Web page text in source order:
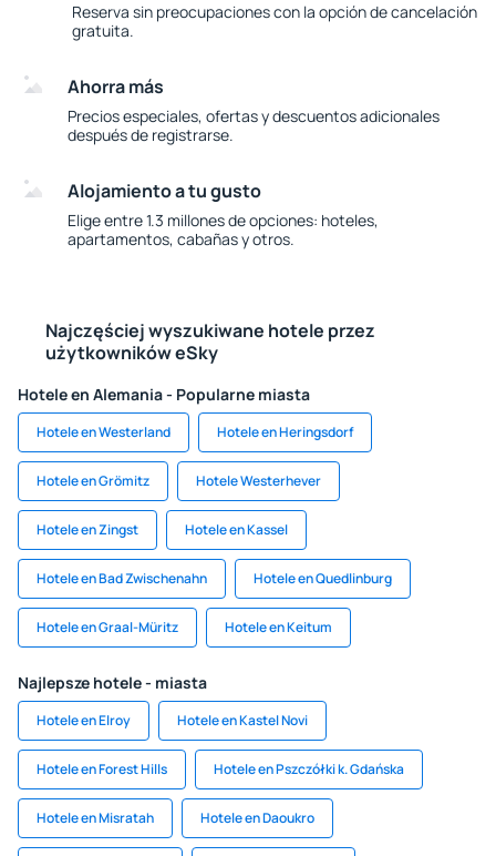
Reserva sin preocupaciones con la opción de cancelación
gratuita.
Ahorra más
Precios especiales, ofertas y descuentos adicionales
después de registrarse.
Alojamiento a tu gusto
Elige entre 1.3 millones de opciones: hoteles,
apartamentos, cabañas y otros.
Najczęściej wyszukiwane hotele przez
użytkowników eSky
Hotele en Alemania - Popularne miasta
Hotele en Westerland Hotele en Heringsdorf
Hotele en Grömitz Hotele Westerhever
Hotele en Zingst Hotele en Kassel
Hotele en Bad Zwischenahn Hotele en Quedlinburg
Hotele en Graal-Müritz Hotele en Keitum
Najlepsze hotele - miasta
Hotele en Elroy Hotele en Kastel Novi
Hotele en Forest Hills Hotele en Pszczółki k. Gdańska
Hotele en Misratah Hotele en Daoukro